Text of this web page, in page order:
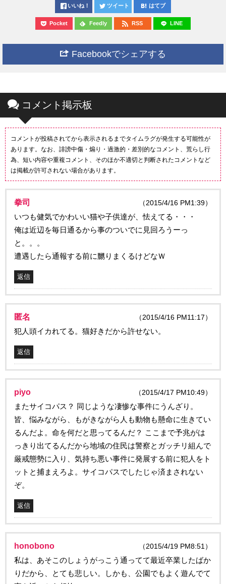
いいね！ ツイート はてブ
Pocket Feedly RSS LINE
Facebookでシェアする
コメント掲示板
コメントが投稿されてから表示されるまでタイムラグが発生する可能性が
あります。なお、誹謗中傷・煽り・過激的・差別的なコメント、荒らし行
為、短い内容や重複コメント、そのほか不適切と判断されたコメントなど
は掲載が許可されない場合があります。
拳司 （2015/4/16 PM1:39）
いつも健気でかわいい猫や子供達が、怯えてる・・・
俺は近辺を毎日通るから事のついでに見回ろうーっ
と。。。
遭遇したら通報する前に嬲りまくるけどなＷ
返信
匿名 （2015/4/16 PM11:17）
犯人頭イカれてる。猫好きだから許せない。
返信
piyo （2015/4/17 PM10:49）
またサイコパス？ 同じような凄惨な事件にうんざり。
皆、悩みながら、もがきながら人も動物も懸命に生きてい
るんだよ。命を何だと思ってるんだ？ ここまで予兆がは
っきり出てるんだから地域の住民は警察とガッチリ組んで
厳戒態勢に入り、気持ち悪い事件に発展する前に犯人をト
ットと捕まえろよ。サイコパスでしたじゃ済まされない
ぞ。
返信
honobono （2015/4/19 PM8:51）
私は、あそこのしょうがっこう通ってて最近卒業したばか
りだから、とても悲しい。しかも、公園でもよく遊んでて